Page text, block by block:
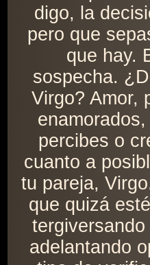
digo, la
pero que
que hay.
sospecha.
Virgo? Amor,
percibes o
cuanto a
tu pareja,
que quizá
adelantando